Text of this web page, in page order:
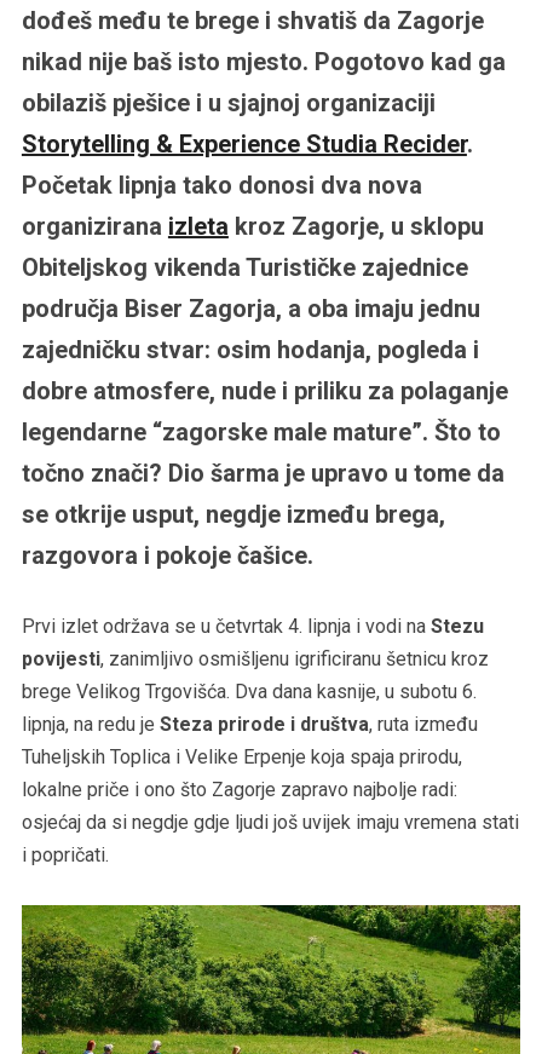
dođeš među te brege i shvatiš da Zagorje
nikad nije baš isto mjesto. Pogotovo kad ga
obilaziš pješice i u sjajnoj organizaciji
Storytelling & Experience Studia Recider.
Početak lipnja tako donosi dva nova
organizirana izleta kroz Zagorje, u sklopu
Obiteljskog vikenda Turističke zajednice
područja Biser Zagorja, a oba imaju jednu
zajedničku stvar: osim hodanja, pogleda i
dobre atmosfere, nude i priliku za polaganje
legendarne “zagorske male mature”. Što to
točno znači? Dio šarma je upravo u tome da
se otkrije usput, negdje između brega,
razgovora i pokoje čašice.
Prvi izlet održava se u četvrtak 4. lipnja i vodi na Stezu
povijesti, zanimljivo osmišljenu igrificiranu šetnicu kroz
brege Velikog Trgovišća. Dva dana kasnije, u subotu 6.
lipnja, na redu je Steza prirode i društva, ruta između
Tuheljskih Toplica i Velike Erpenje koja spaja prirodu,
lokalne priče i ono što Zagorje zapravo najbolje radi:
osjećaj da si negdje gdje ljudi još uvijek imaju vremena stati
i popričati.